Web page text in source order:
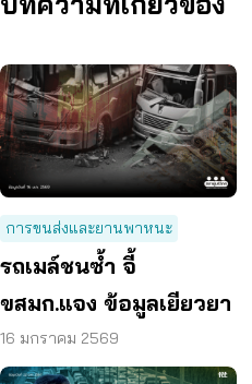
การขนส่งและยานพาหนะ
รถเมล์ชนซ้ำ จี้
ขสมก.แจง ข้อมูลเยียวยา
16 มกราคม 2569